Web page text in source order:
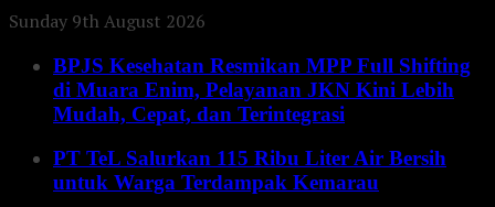
Sunday 9th August 2026
BPJS Kesehatan Resmikan MPP Full Shifting
di Muara Enim, Pelayanan JKN Kini Lebih
Mudah, Cepat, dan Terintegrasi
PT TeL Salurkan 115 Ribu Liter Air Bersih
untuk Warga Terdampak Kemarau